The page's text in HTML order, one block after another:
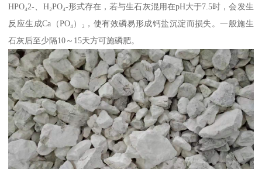
HPO₄2-、H₂PO₄-形式存在，若与生石灰混用在pH大于7.5时，会发生
反应生成Ca（PO₄）₂，使有效磷易形成钙盐沉淀而损失。一般施生
石灰后至少隔10～15天方可施磷肥。